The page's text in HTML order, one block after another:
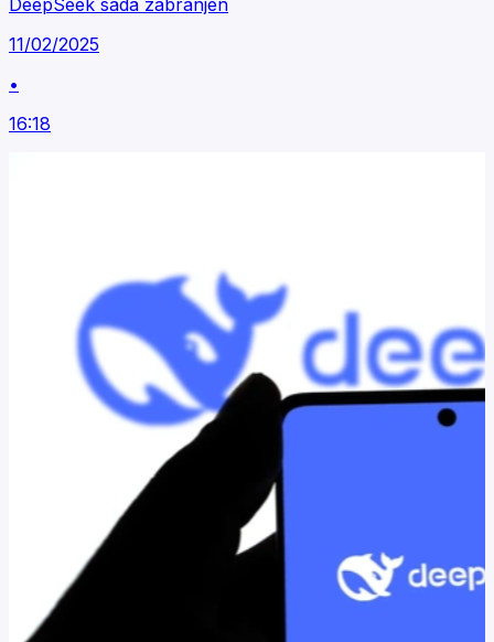
DeepSeek sada zabranjen
11/02/2025
•
16:18